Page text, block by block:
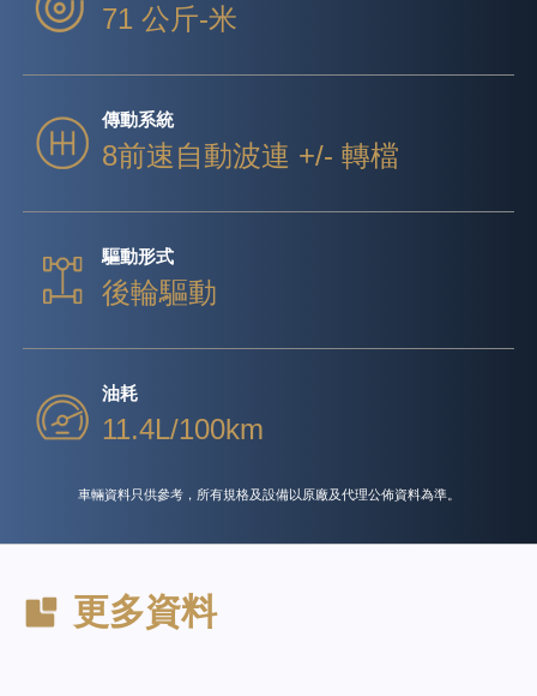
71 公斤-米
傳動系統
8前速自動波連 +/- 轉檔
驅動形式
後輪驅動
油耗
11.4L/100km
車輛資料只供參考，所有規格及設備以原廠及代理公佈資料為準。
更多資料